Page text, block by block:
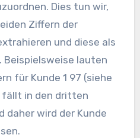
Dies tun wir,
Ziffern der
und diese als
Beispielsweise lauten
für Kunde 1 97 (siehe
fällt in den dritten
daher wird der Kunde